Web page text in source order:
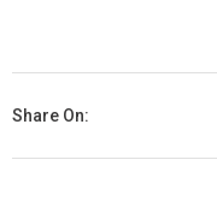
Share On: